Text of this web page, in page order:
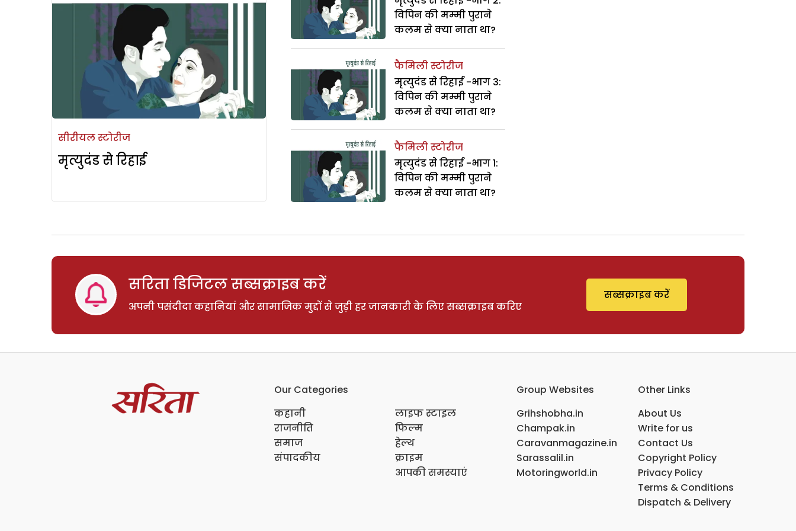
सीरीयल स्टोरीज
मृत्युदंड से रिहाई
विपिन की मम्मी पुराने
कलम से क्या नाता था?
फैमिली स्टोरीज
मृत्युदंड से रिहाई -भाग 3:
विपिन की मम्मी पुराने
कलम से क्या नाता था?
फैमिली स्टोरीज
मृत्युदंड से रिहाई -भाग 1:
विपिन की मम्मी पुराने
कलम से क्या नाता था?
सरिता डिजिटल सब्सक्राइब करें
अपनी पसंदीदा कहानियां और सामाजिक मुद्दों से जुड़ी हर जानकारी के लिए सब्सक्राइब करिए
सब्सक्राइब करें
Our Categories
कहानी
राजनीति
समाज
संपादकीय
लाइफ स्टाइल
फिल्म
हेल्थ
क्राइम
आपकी समस्याएं
Group Websites
Grihshobha.in
Champak.in
Caravanmagazine.in
Sarassalil.in
Motoringworld.in
Other Links
About Us
Write for us
Contact Us
Copyright Policy
Privacy Policy
Terms & Conditions
Dispatch & Delivery